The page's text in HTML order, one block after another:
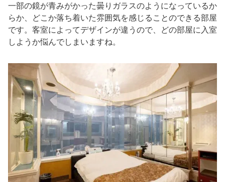
一部の鏡が青みがかった曇りガラスのようになっているか
らか、どこか落ち着いた雰囲気を感じることのできる部屋
です。客室によってデザインが違うので、どの部屋に入室
しようか悩んでしまいますね。